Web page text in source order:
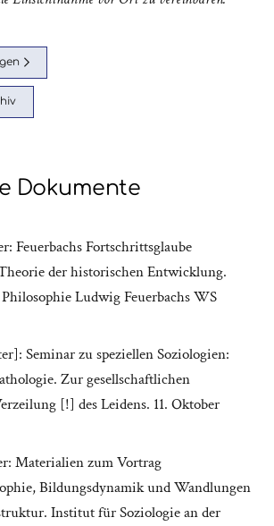
Dokumente
Feuerbachs Fortschrittsglaube
der historischen Entwicklung.
Ludwig Feuerbachs WS
Seminar zu speziellen Soziologien:
Zur gesellschaftlichen
[!] des Leidens. 11. Oktober
Materialien zum Vortrag
Bildungsdynamik und Wandlungen
Institut für Soziologie an der